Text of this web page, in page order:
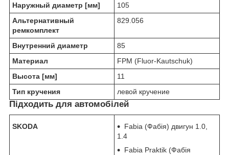
Наружный диаметр [мм]
105
Альтернативный
ремкомплект
829.056
Внутренний диаметр
85
Материал
FPM (Fluor-Kautschuk)
Высота [мм]
11
Тип кручения
левой кручение
Підходить для автомобілей
SKODA
Fabia (Фабія) двигун 1.0,
1.4
Fabia Praktik (Фабія